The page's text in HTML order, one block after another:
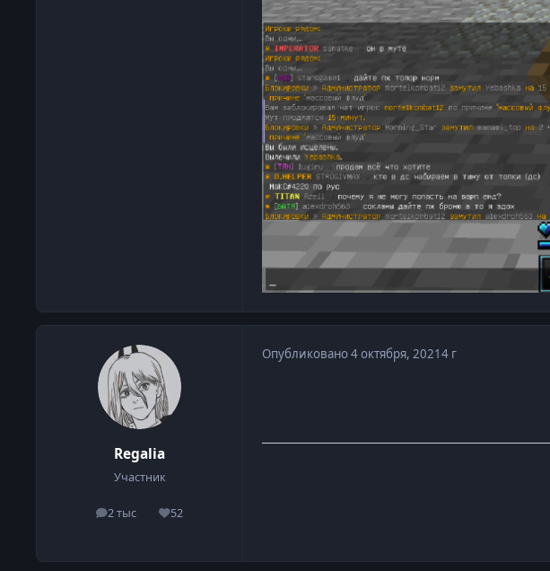
Regalia
Участник
2 тыс
сообщения52
Репутация
Опубликовано4 октября, 20214 г